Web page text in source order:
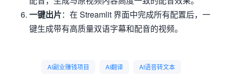
一键出片：在 Streamlit 界面中完成所有配置后，一
键生成带有高质量双语字幕和配音的视频。
AI副业赚钱项目 AI翻译 AI语音转文本